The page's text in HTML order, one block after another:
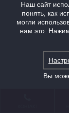
Наш сайт
понять, как
могли
нам это.
Вы